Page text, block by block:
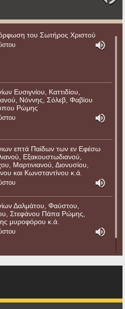
του Σωτήρος Χριστού
Ευσιγνίου, Καττιδίου,
Νόννης, Σόλεβ, Φαβίου
Ρώμης
επτά Παίδων των εν Εφέσω
Εξακουστωδιανού,
Μαρτινιανού, Διονυσίου,
και Κωνσταντίνου κ.ά.
Δαλμάτου, Φαύστου,
Στεφάνου Πάπα Ρώμης,
μυροφόρου κ.ά.